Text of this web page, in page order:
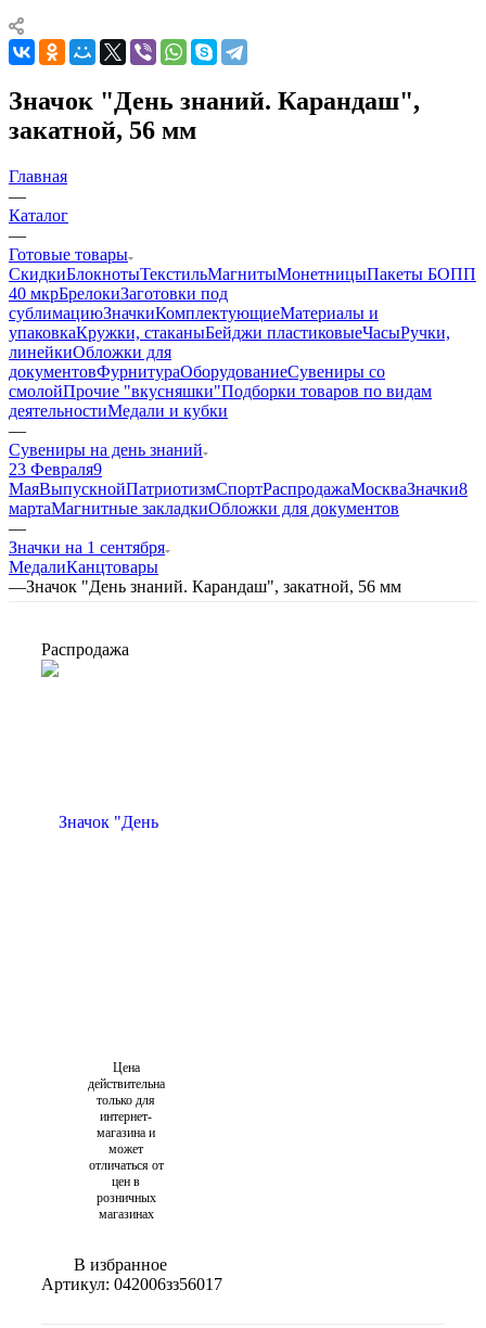
Значок "День знаний. Карандаш",
закатной, 56 мм
Главная
—
Каталог
—
Готовые товары
СкидкиБлокнотыТекстильМагнитыМонетницыПакеты БОПП
40 мкрБрелокиЗаготовки под
сублимациюЗначкиКомплектующиеМатериалы и
упаковкаКружки, стаканыБейджи пластиковыеЧасыРучки,
линейкиОбложки для
документовФурнитураОборудованиеСувениры со
смолойПрочие "вкусняшки"Подборки товаров по видам
деятельностиМедали и кубки
—
Сувениры на день знаний
23 Февраля9
МаяВыпускнойПатриотизмСпортРаспродажаМоскваЗначки8
мартаМагнитные закладкиОбложки для документов
—
Значки на 1 сентября
МедалиКанцтовары
—Значок "День знаний. Карандаш", закатной, 56 мм
Распродажа
Цена
действительна
только для
интернет-
магазина и
может
отличаться от
цен в
розничных
магазинах
В избранное
Артикул: 042006зз56017